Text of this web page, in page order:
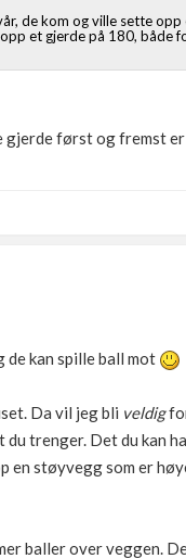
de kom og ville sette
et gjerde på 180, både
gjerde først og fremst
de kan spille ball mot
Da vil jeg bli veldig
trenger. Det du kan
støyvegg som er
baller over veggen.